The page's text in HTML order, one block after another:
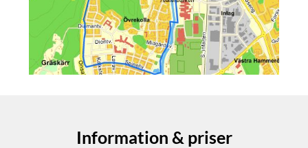
Information & priser